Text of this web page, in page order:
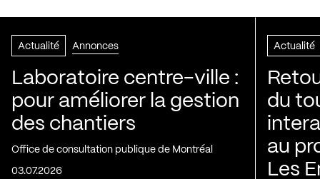
Actualité Annonces
Laboratoire centre-ville :
pour améliorer la gestion
des chantiers
Office de consultation publique de Montréal
03.07.2026
Actualité
du
au
Les